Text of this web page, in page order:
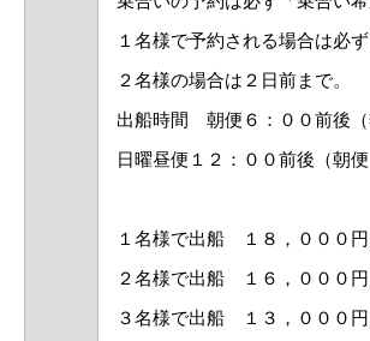
１名様で予約される場合は必
２名様の場合は２日前まで。
出船時間 朝便６：００前後（
日曜昼便１２：００前後（朝
１名様で出船 １８，０００円
２名様で出船 １６，０００円
３名様で出船 １３，０００円